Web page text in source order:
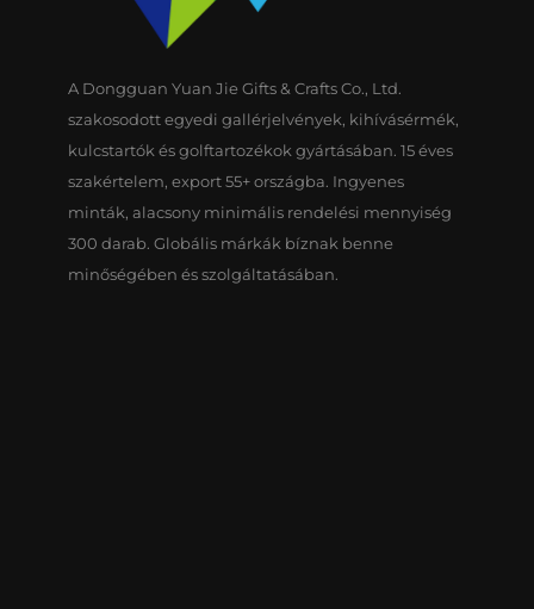
A Dongguan Yuan Jie Gifts & Crafts Co., Ltd.
szakosodott egyedi gallérjelvények, kihívásérmék,
kulcstartók és golftartozékok gyártásában. 15 éves
szakértelem, export 55+ országba. Ingyenes
minták, alacsony minimális rendelési mennyiség
300 darab. Globális márkák bíznak benne
minőségében és szolgáltatásában.